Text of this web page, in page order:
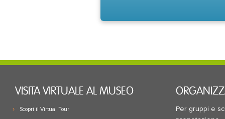
VISITA VIRTUALE AL MUSEO
Scopri il Virtual Tour
Per gruppi e